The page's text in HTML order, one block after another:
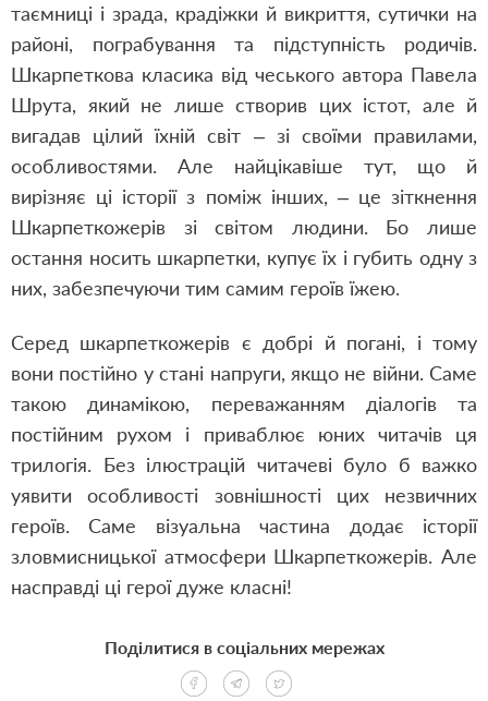
таємниці і зрада, крадіжки й викриття, сутички на
районі, пограбування та підступність родичів.
Шкарпеткова класика від чеського автора Павела
Шрута, який не лише створив цих істот, але й
вигадав цілий їхній світ – зі своїми правилами,
особливостями. Але найцікавіше тут, що й
вирізняє ці історії з поміж інших, – це зіткнення
Шкарпеткожерів зі світом людини. Бо лише
остання носить шкарпетки, купує їх і губить одну з
них, забезпечуючи тим самим героїв їжею.
Серед шкарпеткожерів є добрі й погані, і тому
вони постійно у стані напруги, якщо не війни. Саме
такою динамікою, переважанням діалогів та
постійним рухом і приваблює юних читачів ця
трилогія. Без ілюстрацій читачеві було б важко
уявити особливості зовнішності цих незвичних
героїв. Саме візуальна частина додає історії
зловмисницької атмосфери Шкарпеткожерів. Але
насправді ці герої дуже класні!
Поділитися в соціальних мережах